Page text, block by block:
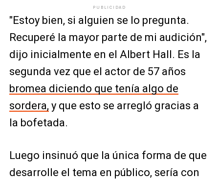
PUBLICIDAD
"Estoy bien, si alguien se lo pregunta.
Recuperé la mayor parte de mi audición",
dijo inicialmente en el Albert Hall. Es la
segunda vez que el actor de 57 años
bromea diciendo que tenía algo de
sordera, y que esto se arregló gracias a
la bofetada.
Luego insinuó que la única forma de que
desarrolle el tema en público, sería con